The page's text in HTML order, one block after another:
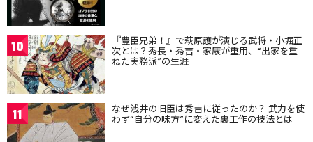
10 『豊臣兄弟！』で萩原護が演じる武将・小堀正
次とは？秀長・秀吉・家康が重用、“出家を重
ねた実務派”の生涯
11 なぜ浅井の旧臣は秀吉に従ったのか？ 武力を使
わず“自分の味方”に変えた裏工作の技法とは